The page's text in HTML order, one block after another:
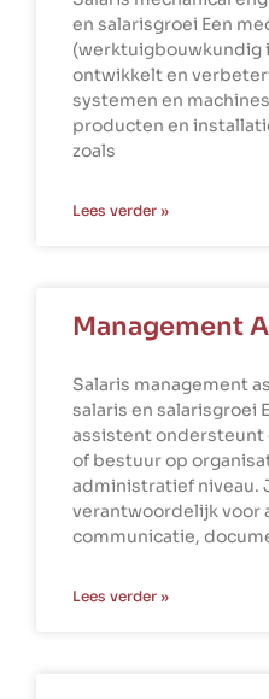
en salarisgroei Een
(werktuigbouwkundig
ontwikkelt en
systemen en
producten en
zoals
Lees verder »
Management
Salaris management
salaris en salarisgroei
assistent
of bestuur op
administratief niveau.
verantwoordelijk voor
communicatie,
Lees verder »